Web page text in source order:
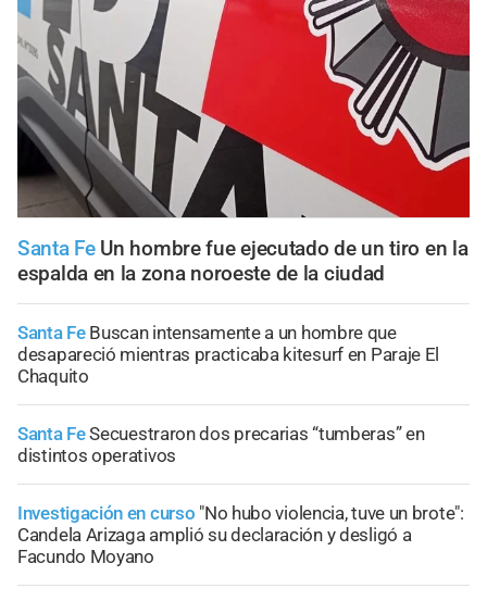
Santa Fe Un hombre fue ejecutado de un tiro en la
espalda en la zona noroeste de la ciudad
Santa Fe Buscan intensamente a un hombre que
desapareció mientras practicaba kitesurf en Paraje El
Chaquito
Santa FeSecuestraron dos precarias “tumberas” en
distintos operativos
Investigación en curso "No hubo violencia, tuve un brote":
Candela Arizaga amplió su declaración y desligó a
Facundo Moyano